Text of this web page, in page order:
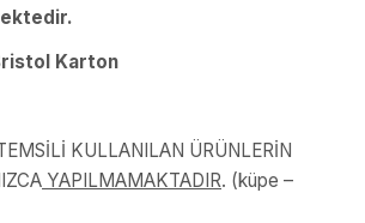
Karton
KULLANILAN ÜRÜNLERİN
YAPILMAMAKTADIR. (küpe –